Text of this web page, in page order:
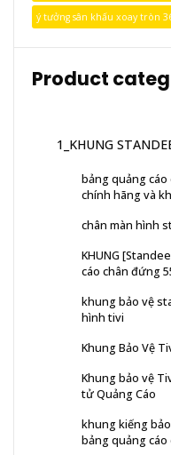
ý tưởng sân khấu xoay tròn
Product
1_KHUNG
bảng quảng
chính hãng và
chân màn hình
KHUNG
cáo chân đứng
khung bảo vệ
hình tivi
Khung Bảo Vệ
Khung bảo vệ
tử Quảng Cáo
khung kiếng
bảng quảng